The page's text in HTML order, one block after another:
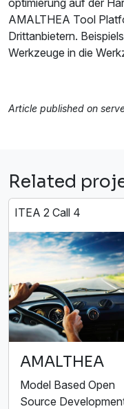
optimierung auf der
AMALTHEA Tool
Drittanbietern.
Werkzeuge in die
Article published on
Related
ITEA 2 Call 4
AMALTHEA
Model Based Open
Source